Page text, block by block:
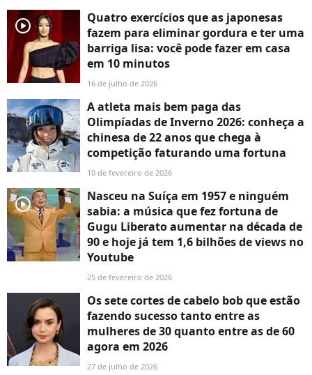
player2
Quatro exercícios que as japonesas
fazem para eliminar gordura e ter uma
barriga lisa: você pode fazer em casa
em 10 minutos
16 de julho de 2026
A atleta mais bem paga das
Olimpíadas de Inverno 2026: conheça a
chinesa de 22 anos que chega à
competição faturando uma fortuna
10 de fevereiro de 2026
player2
Nasceu na Suíça em 1957 e ninguém
sabia: a música que fez fortuna de
Gugu Liberato aumentar na década de
90 e hoje já tem 1,6 bilhões de views no
Youtube
25 de fevereiro de 2026
Os sete cortes de cabelo bob que estão
fazendo sucesso tanto entre as
mulheres de 30 quanto entre as de 60
agora em 2026
27 de julho de 2026